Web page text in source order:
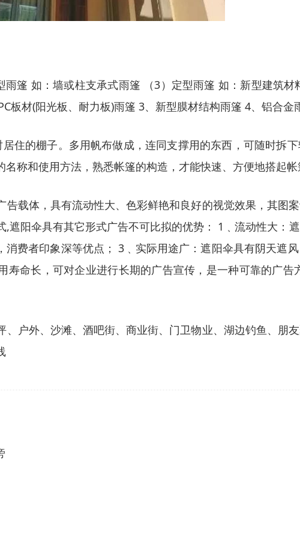
篷 如：墙或柱支承式雨篷 （3）定型雨篷 如：新型建筑
板材(阳光板、耐力板)雨篷 3、新型膜材结构雨篷 4、铝合金
住的棚子。多用帆布做成，连同支撑用的东西，可随时拆
称和使用方法，熟悉帐篷的构造，才能快速、方便地搭起帐
载体，具有流动性大、色彩鲜艳和良好的视觉效果，其图
阳伞具有其它形式广告不可比拟的优势： 1﹑流动性大：
费者印象深等优点； 3﹑实际用途广：遮阳伞具有阴天遮
命长，可对企业进行长期的广告宣传，是一种可靠的广
户外、沙滩、酒吧街、商业街、门卫物业、湖边钓鱼、朋